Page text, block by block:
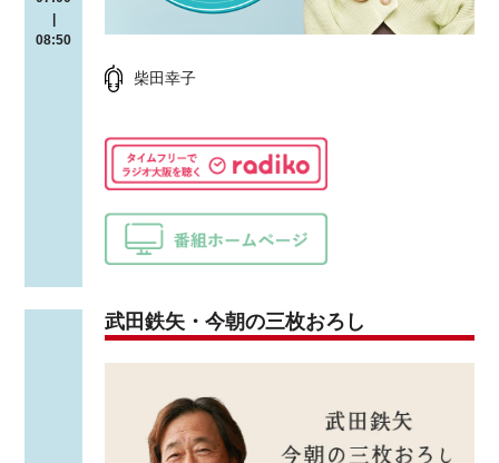
08:50
柴田幸子
武田鉄矢・今朝の三枚おろし